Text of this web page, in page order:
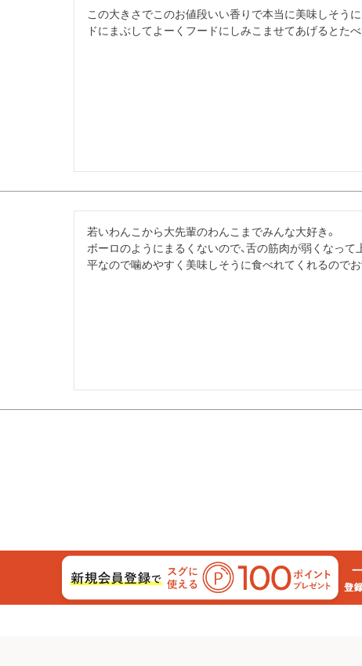
この大きさでこのお値段いい香りで本当に美味しそう
ドにまぶしてよーくフードにしみこませてあげるとた
若いわんこから大先輩のわんこまでみんな大好き。
ボーロのようにまるくないので、舌の筋肉が弱くなっ
平なので噛めやすく美味しそうに食べれてくれるので